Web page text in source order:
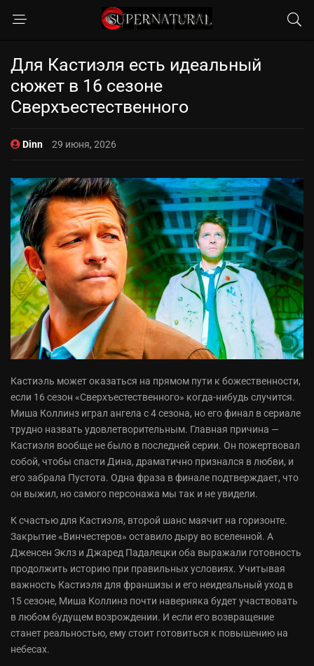
Для Кастиэля есть идеальный
сюжет в 16 сезоне
Сверхъестественного
Dinn 29 июня, 2026
Кастиэль может оказаться на прямом пути к божественности,
если 16 сезон «Сверхъестественного» когда-нибудь случится.
Миша Коллинз играл ангела с 4 сезона, но его финал в сериале
трудно назвать удовлетворительным. Главная причина —
Кастиэля вообще не было в последней серии. Он пожертвовал
собой, чтобы спасти Дина, драматично признался в любви, и
его забрала Пустота. Одна фраза в финале подтверждает, что
он выжил, но самого персонажа мы так и не увидели.
К счастью для Кастиэля, второй шанс маячит на горизонте.
Закрытие «Винчестеров» оставило дыру во вселенной. А
Дженсен Эклз и Джаред Падалецки оба выражали готовность
продолжить историю при правильных условиях. Учитывая
важность Кастиэля для франшизы и его неидеальный уход в
15 сезоне, Миша Коллинз почти наверняка будет участвовать
в любом будущем возрождении. И если его возвращение
станет реальностью, ему стоит готовиться к повышению на
небесах.